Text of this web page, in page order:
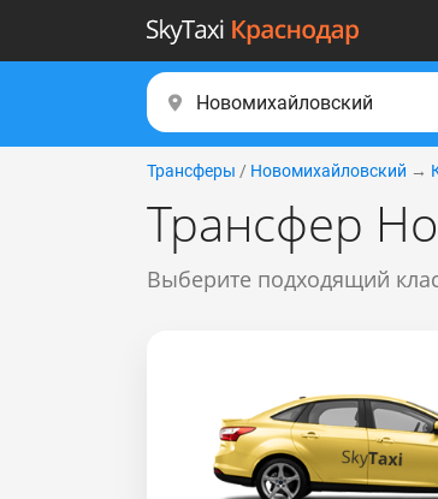
Трансферы / Новомихайловский →
Трансфер
Выберите подходящий